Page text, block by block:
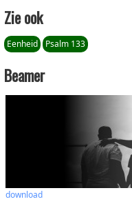
Zie ook
Eenheid Psalm 133
Beamer
download